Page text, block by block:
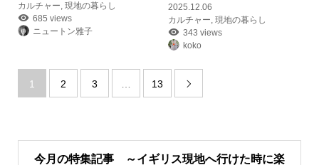
カルチャー, 現地の暮らし
685 views
ニュートン雅子
2025.12.06
カルチャー,現地の暮らし
343 views
koko
1 2 3 … 13 
今月の特集記事 ～イギリス現地へ行けた時に楽